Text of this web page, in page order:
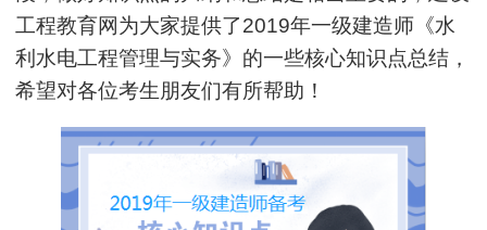
工程教育网为大家提供了2019年一级建造师《水
利水电工程管理与实务》的一些核心知识点总结，
希望对各位考生朋友们有所帮助！